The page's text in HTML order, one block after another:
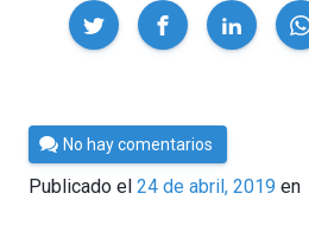
Compartir
Por
César
Tomé
No hay comentarios
Publicado el 24 de abril, 2019 en